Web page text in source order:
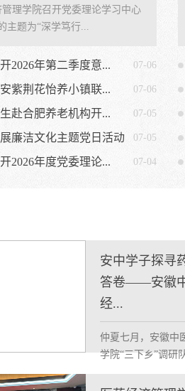
理学院召开党委理论学习中心
主题为“深学笃行...
2026年第二季度意... 07-06
紫荆花怡养小镇联... 07-06
赴合肥养老机构开... 07-05
廉洁文化主题党日活动 07-05
2026年度党委理论... 07-04
安中学子探寻
答卷——安徽
经...
仲夏七月，安徽中
学院“三下乡”调研